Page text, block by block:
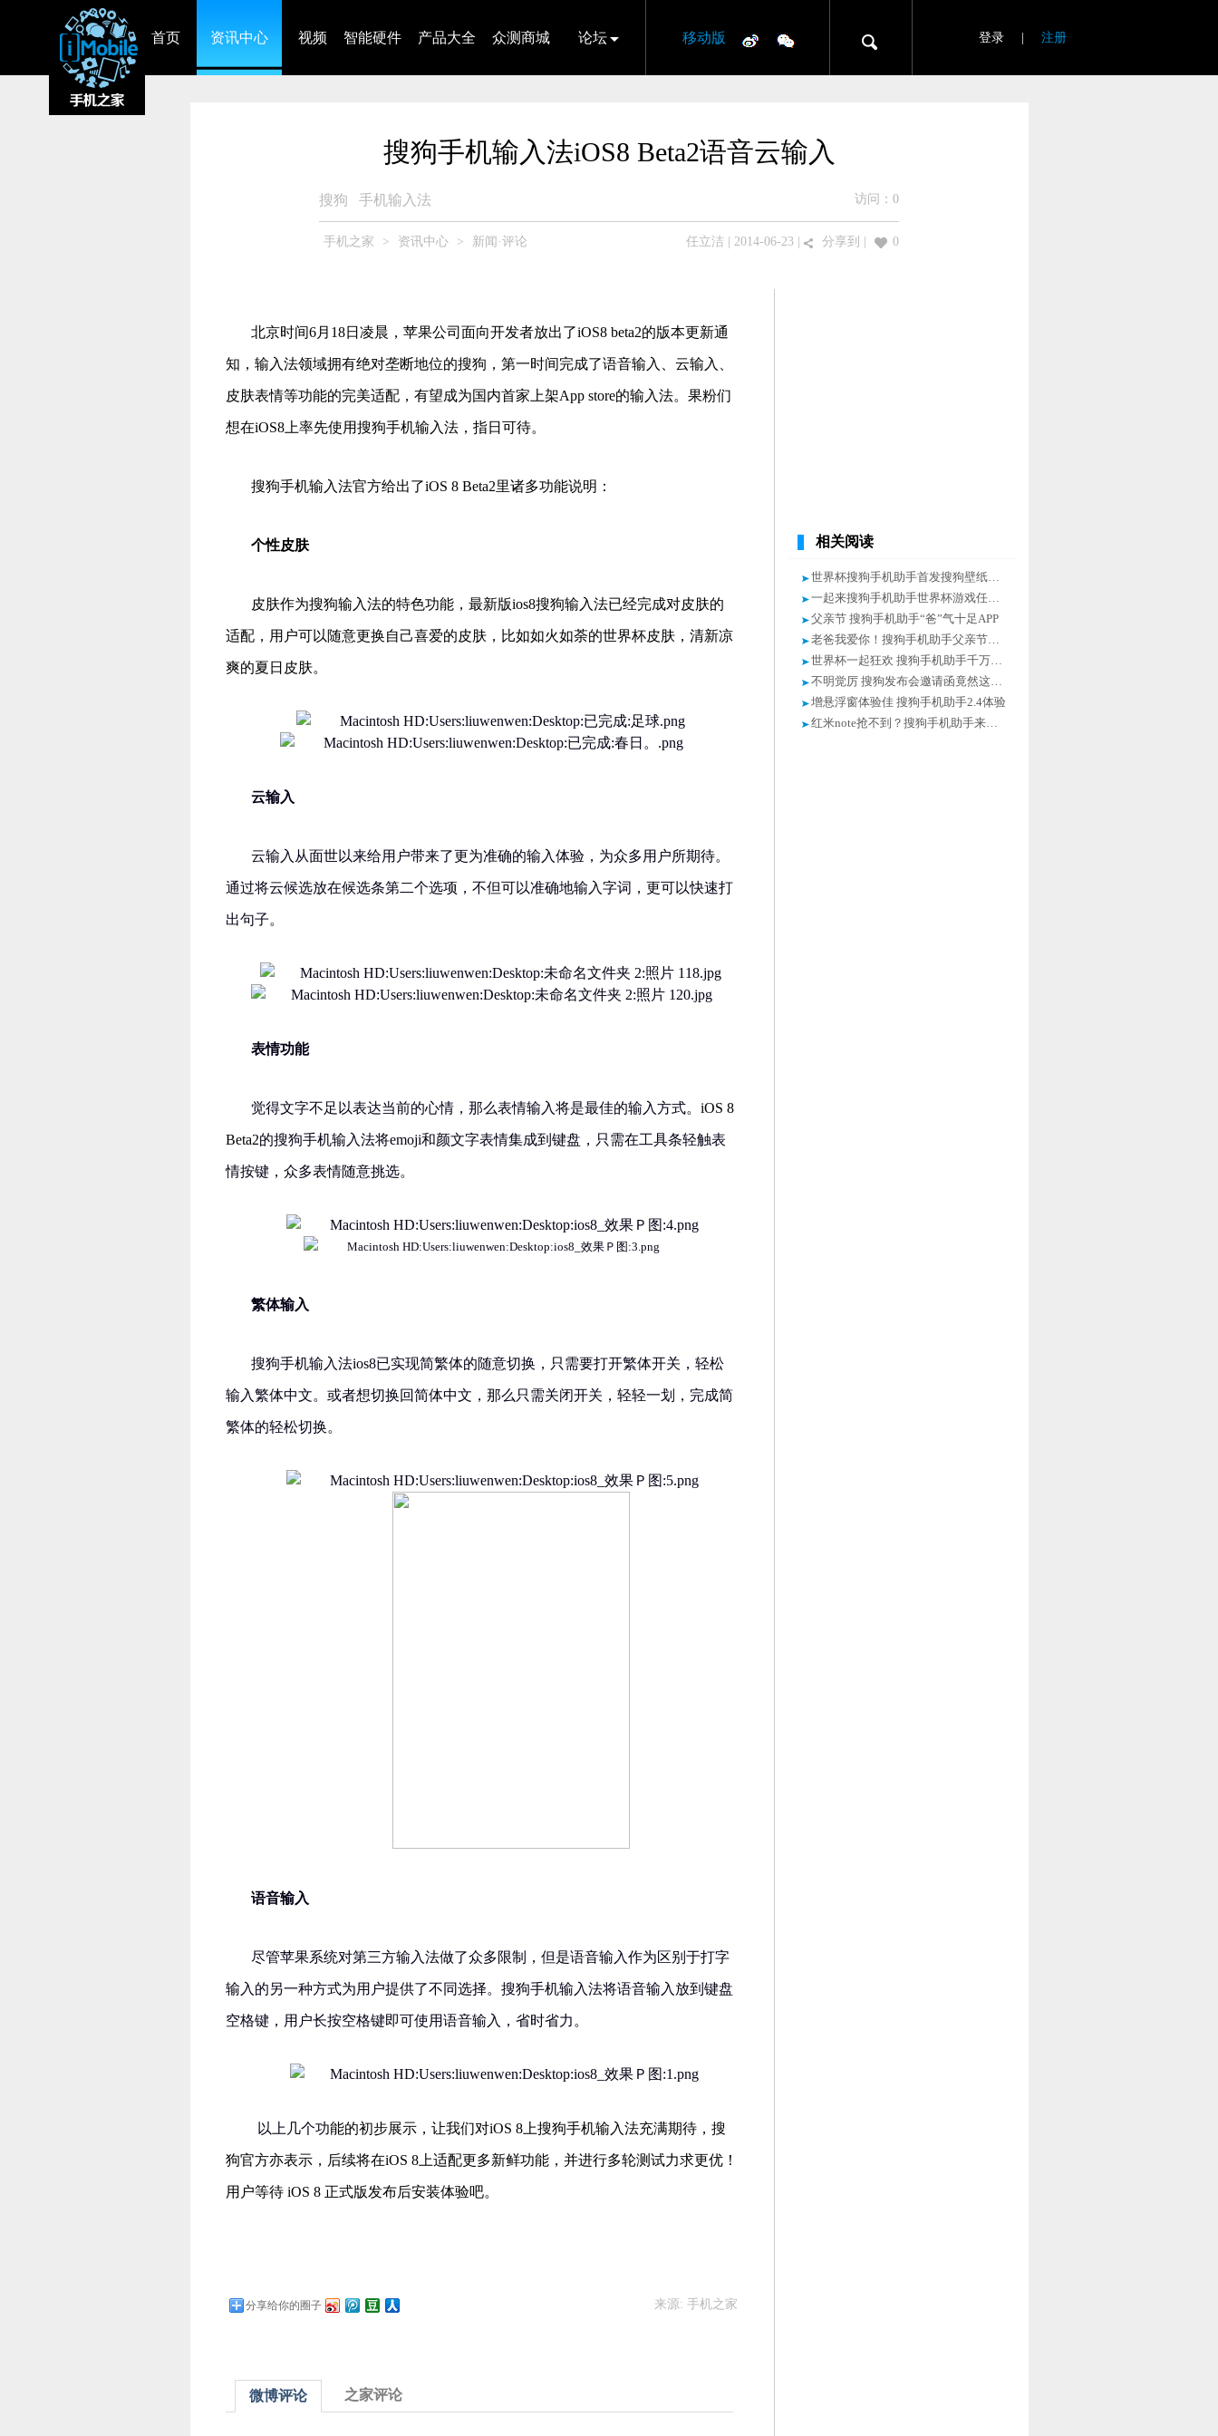
首页 资讯中心 视频 智能硬件 产品大全 众测商城 论坛 移动版 登录 注册
搜狗手机输入法iOS8 Beta2语音云输入
搜狗 手机输入法 访问： 0
手机之家 > 资讯中心 > 新闻·评论 任立洁 | 2014-06-23 | 分享到 0
北京时间6月 18日凌晨，苹果公司面向开发者放出了iOS8 beta2的版本更新通
知，输入法领域拥有绝对垄断地位的搜狗，第一时间完成了语音输入、云输入、
皮肤表情等功能的完美适配，有望成为国内首家上架App store的输入法。果粉们
想在iOS8 上率先使用搜狗手机输入法，指日可待。
搜狗手机输入法官方给出了iOS 8 Beta2里诸多功能说明：
个性皮肤
皮肤作为搜狗输入法的特色功能，最新版ios8搜狗输入法已经完成对皮肤的
适配，用户可以随意更换自己喜爱的皮肤，比如如火如荼的世界杯皮肤，清新凉
爽的夏日皮肤。
云输入
云输入从面世以来给用户带来了更为准确的输入体验，为众多用户所期待。
通过将云候选放在候选条第二个选项，不但可以准确地输入字词，更可以快速打
出句子。
表情功能
觉得文字不足以表达当前的心情，那么表情输入将是最佳的输入方式。 iOS 8
Beta2的搜狗手机输入法将emoji和颜文字表情集成到键盘，只需在工具条轻触表
情按键，众多表情随意挑选。
繁体输入
搜狗手机输入法ios8已实现简繁体的随意切换，只需要打开繁体开关，轻松
输入繁体中文。或者想切换回简体中文，那么只需关闭开关，轻轻一划，完成简
繁体的轻松切换。
语音输入
尽管苹果系统对第三方输入法做了众多限制，但是语音输入作为区别于打字
输入的另一种方式为用户提供了不同选择。搜狗手机输入法将语音输入放到键盘
空格键，用户长按空格键即可使用语音输入，省时省力。
以上几个功能的初步展示，让我们对iOS 8 上搜狗手机输入法充满期待，搜
狗官方亦表示，后续将在iOS 8 上适配更多新鲜功能，并进行多轮测试力求更优！
用户等待 iOS 8 正式版发布后安装体验吧。
分享给你的圈子 来源: 手机之家
微博评论 之家评论
相关阅读
世界杯搜狗手机助手首发搜狗壁纸V1.8
一起来搜狗手机助手世界杯游戏任你玩
父亲节 搜狗手机助手“爸”气十足APP
老爸我爱你！搜狗手机助手父亲节奉献
世界杯一起狂欢 搜狗手机助手千万豪礼
不明觉厉 搜狗发布会邀请函竟然这么玩
增悬浮窗体验佳 搜狗手机助手2.4体验
红米note抢不到？搜狗手机助手来搞定